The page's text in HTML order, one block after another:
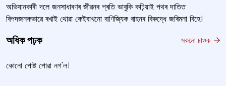
অভিযানকাৰী দলে জনসাধাৰণৰ জীৱনৰ প্ৰতি ভাবুকি কঢ়িয়াই পথৰ দাতিত
বিপদজনকভাৱে ৰখাই থোৱা কেইবাখনো বাণিজ্যিক বাহনৰ বিৰুদ্ধে জৰিমনা বিহে।
অধিক পঢ়ক সকলো চাওক
কোনো পোষ্ট পোৱা নগ'ল।